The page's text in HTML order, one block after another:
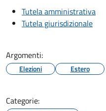
Tutela amministrativa
Tutela giurisdizionale
Argomenti:
Elezioni Estero
Categorie: